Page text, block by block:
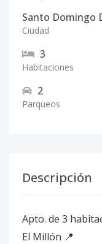
Santo Domingo
Ciudad
3
Habitaciones
2
Parqueos
Descripción
Apto. de 3
El Millón 📍